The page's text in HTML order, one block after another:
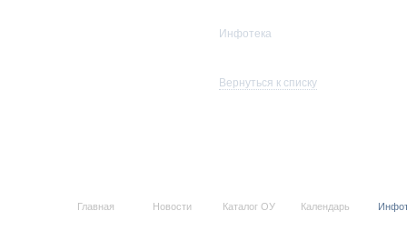
Главная Новости Каталог ОУ Календарь
Инфотека
Вернуться к списку